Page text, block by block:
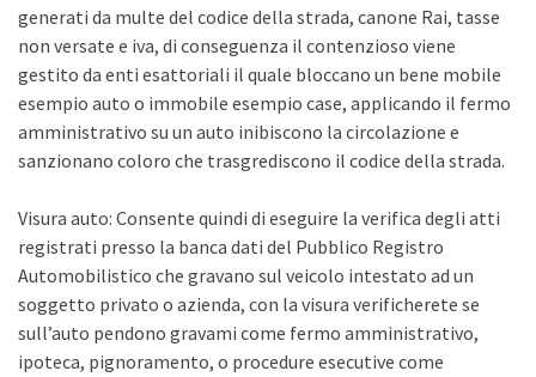
generati da multe del codice della strada, canone Rai, tasse
non versate e iva, di conseguenza il contenzioso viene
gestito da enti esattoriali il quale bloccano un bene mobile
esempio auto o immobile esempio case, applicando il fermo
amministrativo su un auto inibiscono la circolazione e
sanzionano coloro che trasgrediscono il codice della strada.
Visura auto: Consente quindi di eseguire la verifica degli atti
registrati presso la banca dati del Pubblico Registro
Automobilistico che gravano sul veicolo intestato ad un
soggetto privato o azienda, con la visura verificherete se
sull’auto pendono gravami come fermo amministrativo,
ipoteca, pignoramento, o procedure esecutive come